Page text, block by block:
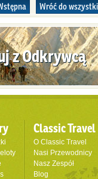
Wróć do
z Odkrywcą
Classic Travel
O Classic Travel
Nasi Przewodnicy
Nasz Zespół
Blog